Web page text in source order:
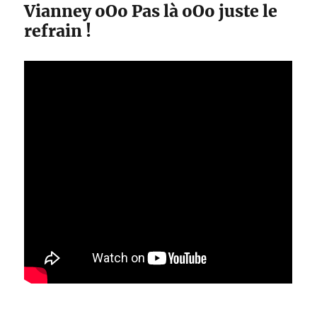
Vianney oOo Pas là oOo juste le
refrain !